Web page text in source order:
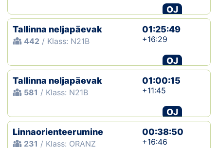
OJ
Tallinna neljapäevak
442 / Klass: N21B
01:25:49
+16:29
OJ
Tallinna neljapäevak
581 / Klass: N21B
01:00:15
+11:45
OJ
Linnaorienteerumine
231 / Klass: ORANZ
00:38:50
+16:46